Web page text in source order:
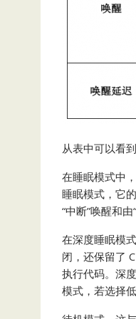
从表中可以看
在睡眠模式中
睡眠模式，它
“中断”唤醒和由
在深度睡眠模
闭，还保留了
执行代码。深
模式，若选择